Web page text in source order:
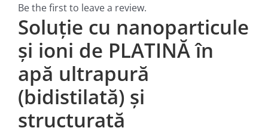
Be the first to leave a review.
Soluție cu nanoparticule
şi ioni de PLATINĂ în
apă ultrapură
(bidistilată) şi
structurată